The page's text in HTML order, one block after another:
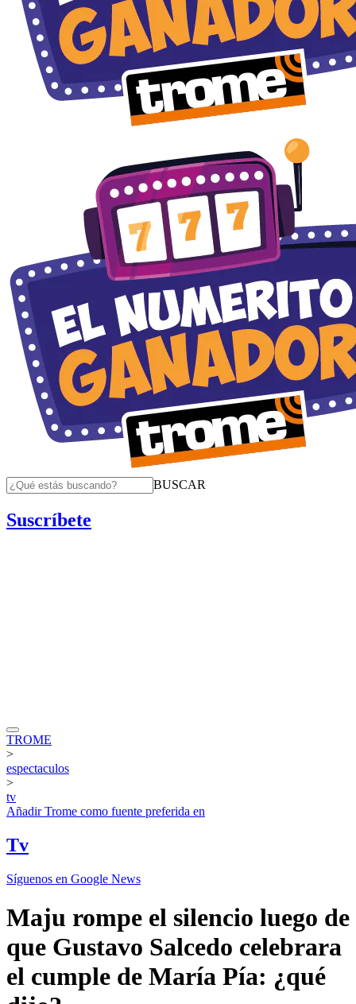
BUSCAR
Suscríbete
TROME
>
espectaculos
>
tv
AñadirTrome como fuente preferida en
Tv
Síguenos en Google News
Maju rompe el silencio luego de
que Gustavo Salcedo celebrara
el cumple de María Pía: ¿qué